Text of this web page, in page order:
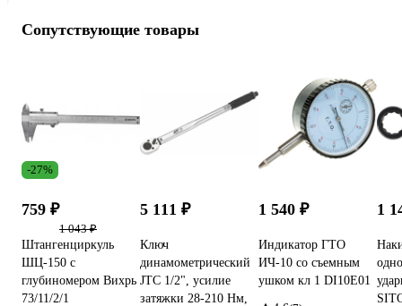
Сопутствующие товары
-27%
759 ₽
1 043 ₽
Штангенциркуль
ШЦ-150 с
глубиномером Вихрь
73/11/2/1
5 111 ₽
Ключ
динамометрический
JTC 1/2", усилие
затяжки 28-210 Нм,
1 540 ₽
Индикатор ГТО
ИЧ-10 со съемным
ушком кл 1 DI10E01
1